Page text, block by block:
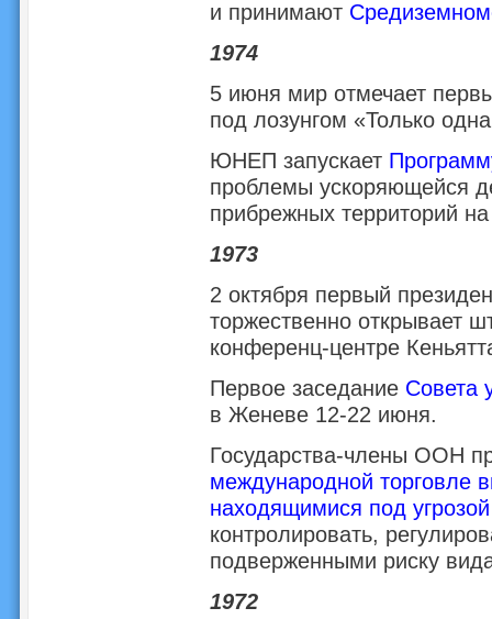
и принимают
1974
5 июня мир отмечает
под лозунгом «Только
ЮНЕП запускает
проблемы ускоряющейся
прибрежных территорий
1973
2 октября первый
торжественно открывает
конференц-центре
Первое заседание
в Женеве 12-22 июня.
Государства-члены ООН
международной
находящимися под
контролировать,
подверженными риску
1972